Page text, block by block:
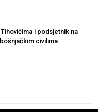
i podsjetnik na
civilima